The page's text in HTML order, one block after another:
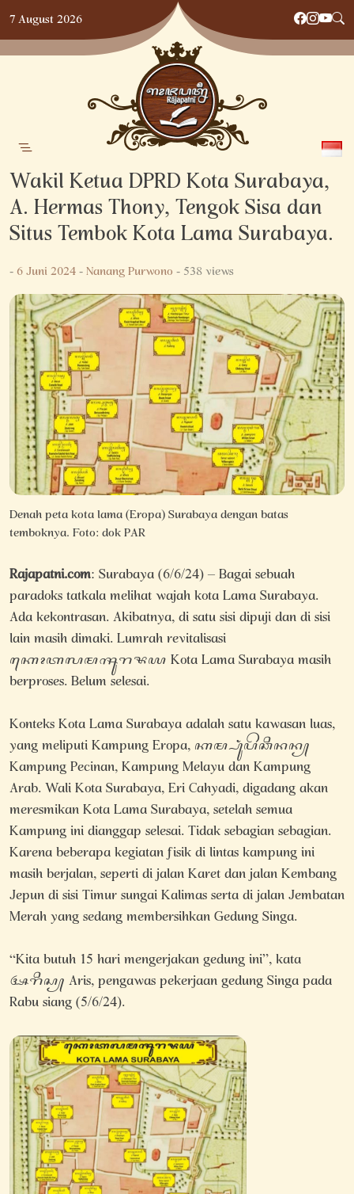
Skip
to
content
7 August 2026
Wakil Ketua DPRD Kota Surabaya,
A. Hermas Thony, Tengok Sisa dan
Situs Tembok Kota Lama Surabaya.
-6 Juni 2024-Nanang Purwono- 538 views
Denah peta kota lama (Eropa) Surabaya dengan batas
temboknya. Foto: dok PAR
Rajapatni.com: Surabaya (6/6/24) – Bagai sebuah
paradoks tatkala melihat wajah kota Lama Surabaya.
Ada kekontrasan. Akibatnya, di satu sisi dipuji dan di sisi
lain masih dimaki. Lumrah revitalisasi
ꦏꦺꦴꦠꦭꦩꦯꦸꦫꦨꦪ Kota Lama Surabaya masih
berproses. Belum selesai.
Konteks Kota Lama Surabaya adalah satu kawasan luas,
yang meliputi Kampung Eropa, ꦏꦩ꧀ꦥꦸꦁꦥꦼꦕꦶꦤꦤ꧀‌
Kampung Pecinan, Kampung Melayu dan Kampung
Arab. Wali Kota Surabaya, Eri Cahyadi, digadang akan
meresmikan Kota Lama Surabaya, setelah semua
Kampung ini dianggap selesai. Tidak sebagian sebagian.
Karena beberapa kegiatan fisik di lintas kampung ini
masih berjalan, seperti di jalan Karet dan jalan Kembang
Jepun di sisi Timur sungai Kalimas serta di jalan Jembatan
Merah yang sedang membersihkan Gedung Singa.
“Kita butuh 15 hari mengerjakan gedung ini”, kata
ꦄꦫꦶꦱ꧀ Aris, pengawas pekerjaan gedung Singa pada
Rabu siang (5/6/24).